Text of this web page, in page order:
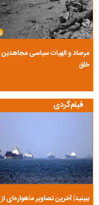
مرصاد و الهیات سیاسی مجاهدین
خلق
فیلم‌گردی
ببینید| آخرین تصاویر ماهواره‌ای از